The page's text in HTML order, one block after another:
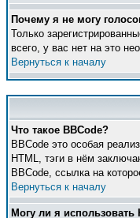
Почему я не могу
Только
всего, у вас нет на это
Вернуться к началу
Что такое BBCode?
BBCode это особая
HTML, тэги в нём
BBCode, ссылка на
Вернуться к началу
Могу ли я использовать